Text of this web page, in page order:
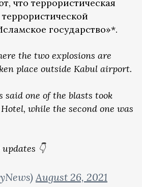
что террористическая
государство»*.
the two explosions are
place outside Kabul airport.
said one of the blasts took
while the second one was
👇
August 26, 2021